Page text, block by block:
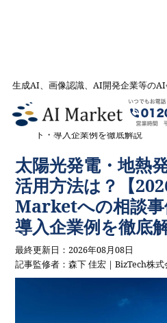
生成AI、画像認識、AI開発企業等の
AI会社とのマッチングは AI
AI事例・AI活用法を探す
太
活用方法は？【2026年最新】AI
ト・導入企業例を徹底解説
太陽光発電・地熱
活用方法は？【
Marketへの相談事
導入企業例を徹底
最終更新日：2026年08月08日
記事監修者：森下 佳宏｜BizTech株